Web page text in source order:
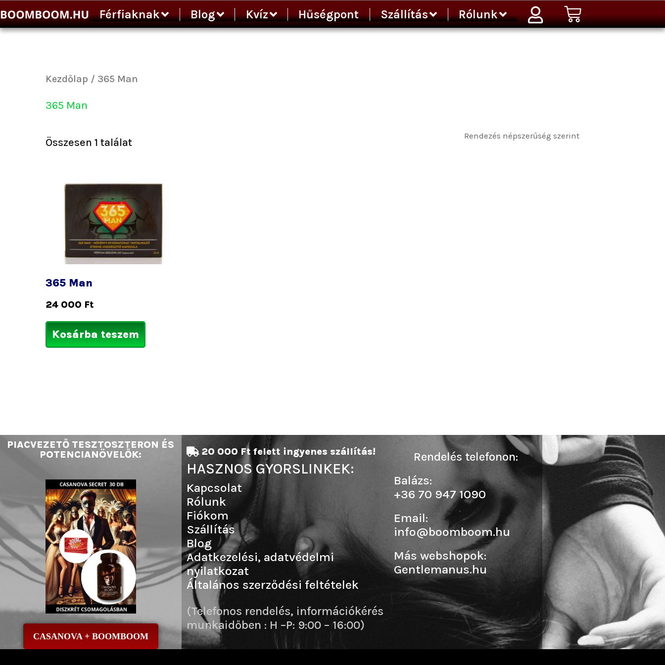
a
tartalomra
Férfiaknak Blog Kvíz Hűségpont Szállítás Rólunk Kosár
Kezdőlap / 365 Man
365 Man
Összesen 1 találat
365 Man
24 000 Ft
Kosárba teszem
PIACVEZETŐ TESZTOSZTERON ÉS
POTENCIANÖVELŐK:
CASANOVA + BOOMBOOM
20 000 Ft felett ingyenes szállítás!
HASZNOS GYORSLINKEK:
Kapcsolat
Rólunk
Fiókom
Szállítás
Blog
Adatkezelési, adatvédelmi
nyilatkozat
Általános szerződési feltételek
(Telefonos rendelés, információkérés
munkaidőben : H –P: 9:00 – 16:00)
Rendelés telefonon:
Balázs:
+36 70 947 1090
Email:
info@boomboom.hu
Más webshopok:
Gentlemanus.hu